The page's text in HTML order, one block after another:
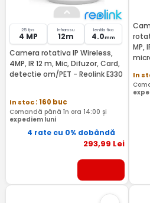
25 fps
4 MP
Infrarosu
12m
lentila fixa
4.0mm
Camera rotativa IP Wireless,
4MP, IR 12 m, Mic, Difuzor, Card,
detectie om/PET - Reolink E330
In stoc: 160 buc
Comandă până în ora 14:00 și
expediem luni
4 rate cu 0% dobândă
293,99 Lei
MP,
In